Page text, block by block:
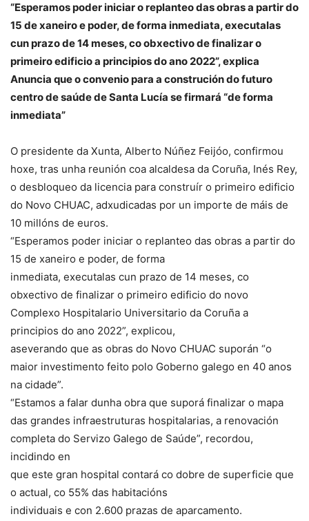
“Esperamos poder iniciar o replanteo das obras a partir do
15 de xaneiro e poder, de forma inmediata, executalas
cun prazo de 14 meses, co obxectivo de finalizar o
primeiro edificio a principios do ano 2022”, explica
Anuncia que o convenio para a construción do futuro
centro de saúde de Santa Lucía se firmará “de forma
inmediata”
O presidente da Xunta, Alberto Núñez Feijóo, confirmou
hoxe, tras unha reunión coa alcaldesa da Coruña, Inés Rey,
o desbloqueo da licencia para construír o primeiro edificio
do Novo CHUAC, adxudicadas por un importe de máis de
10 millóns de euros.
“Esperamos poder iniciar o replanteo das obras a partir do
15 de xaneiro e poder, de forma
inmediata, executalas cun prazo de 14 meses, co
obxectivo de finalizar o primeiro edificio do novo
Complexo Hospitalario Universitario da Coruña a
principios do ano 2022”, explicou,
aseverando que as obras do Novo CHUAC suporán “o
maior investimento feito polo Goberno galego en 40 anos
na cidade”.
“Estamos a falar dunha obra que suporá finalizar o mapa
das grandes infraestruturas hospitalarias, a renovación
completa do Servizo Galego de Saúde”, recordou,
incidindo en
que este gran hospital contará co dobre de superficie que
o actual, co 55% das habitacións
individuais e con 2.600 prazas de aparcamento.